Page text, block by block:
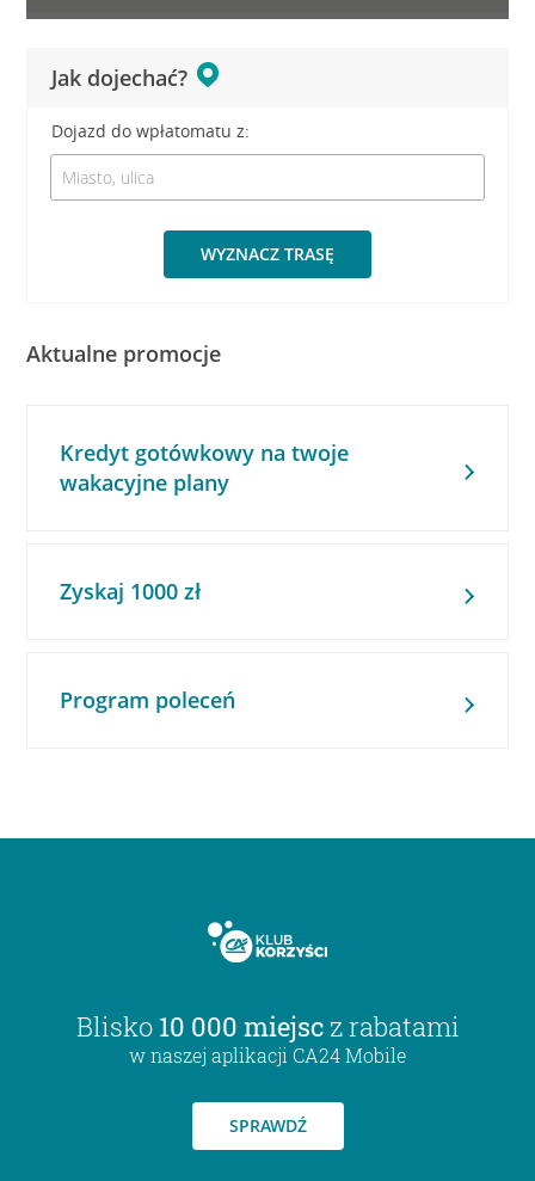
Jak dojechać?
Dojazd do wpłatomatu z:
WYZNACZ TRASĘ
Aktualne promocje
Kredyt gotówkowy na twoje
wakacyjne plany
Zyskaj 1000 zł
Program poleceń
Blisko 10 000 miejsc z rabatami
w naszej aplikacji CA24 Mobile
SPRAWDŹ